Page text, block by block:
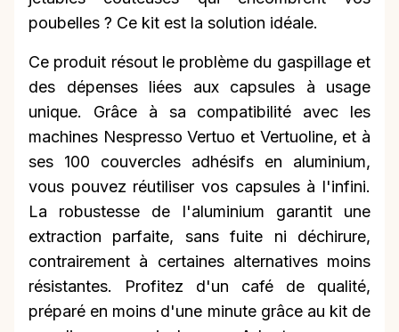
poubelles ? Ce kit est la solution idéale.
Ce produit résout le problème du gaspillage et
des dépenses liées aux capsules à usage
unique. Grâce à sa compatibilité avec les
machines Nespresso Vertuo et Vertuoline, et à
ses 100 couvercles adhésifs en aluminium,
vous pouvez réutiliser vos capsules à l'infini.
La robustesse de l'aluminium garantit une
extraction parfaite, sans fuite ni déchirure,
contrairement à certaines alternatives moins
résistantes. Profitez d'un café de qualité,
préparé en moins d'une minute grâce au kit de